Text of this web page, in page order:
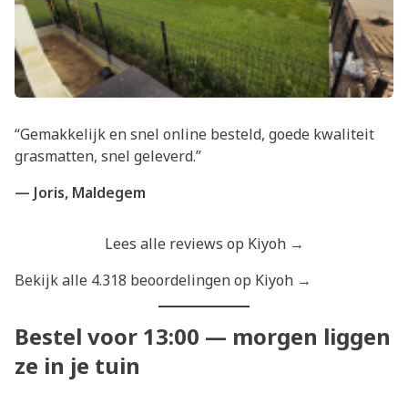
“Gemakkelijk en snel online besteld, goede kwaliteit
grasmatten, snel geleverd.”
— Joris, Maldegem
Lees alle reviews op Kiyoh →
Bekijk alle 4.318 beoordelingen op Kiyoh →
Bestel voor 13:00 — morgen liggen
ze in je tuin